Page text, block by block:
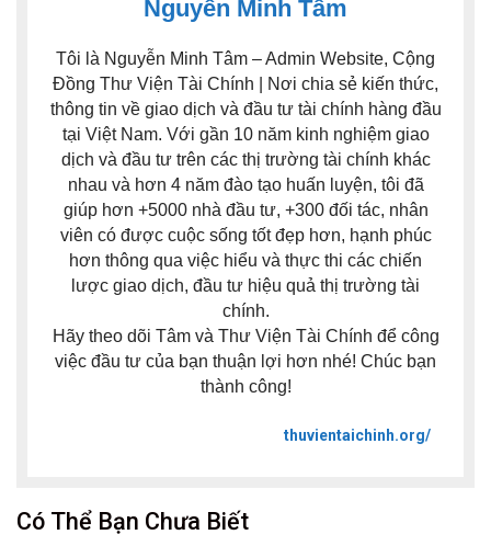
Nguyễn Minh Tâm
Tôi là Nguyễn Minh Tâm – Admin Website, Cộng
Đồng Thư Viện Tài Chính | Nơi chia sẻ kiến thức,
thông tin về giao dịch và đầu tư tài chính hàng đầu
tại Việt Nam. Với gần 10 năm kinh nghiệm giao
dịch và đầu tư trên các thị trường tài chính khác
nhau và hơn 4 năm đào tạo huấn luyện, tôi đã
giúp hơn +5000 nhà đầu tư, +300 đối tác, nhân
viên có được cuộc sống tốt đẹp hơn, hạnh phúc
hơn thông qua việc hiểu và thực thi các chiến
lược giao dịch, đầu tư hiệu quả thị trường tài
chính.
Hãy theo dõi Tâm và Thư Viện Tài Chính để công
việc đầu tư của bạn thuận lợi hơn nhé! Chúc bạn
thành công!
thuvientaichinh.org/
Có Thể Bạn Chưa Biết